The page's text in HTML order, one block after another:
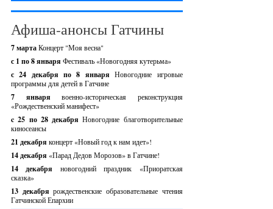
Афиша-анонсы Гатчины
7 мартаКонцерт "Моя весна"
с 1 по 8 января Фестиваль «Новогодняя кутерьма»
с 24 декабря по 8 январяНовогодние игровые
программы для детей в Гатчине
7 январявоенно-историческая реконструкция
«Рождественский манифест»
c 25 по 28 декабряНовогодние благотворительные
киносеансы
21 декабря концерт «Новый год к нам идет»!
14 декабря «Парад Дедов Морозов» в Гатчине!
14 декабря новогодний праздник «Приоратская
сказка»
13 декабрярождественские образовательные чтения
Гатчинской Епархии